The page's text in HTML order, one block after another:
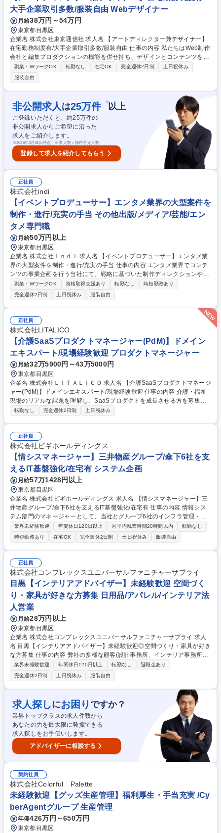
×DX推進】大手企業の課題を、データで解く。〈年間休日125日〉
大手企業取引多数/服装自由 Webデザイナー
月給38万円～54万円
東京都目黒区
企業名 株式会社東京通信社 求人名 【アートディレクター兼デザイナー】
在宅勤務制度有/大手企業取引多数/服装自由 仕事の内容 私たちはWeb制作
会社と編集プロダクションの機能を併せ持ち、デザインとコンテンツをつ
なぐことを得意とする企画・制作会社です。その中でも各プロジェクトに
おけるアートディレクション・クリエイティブディレ クション業務を担っ
ていただきます(ディレクションだけでなく、実際に手を動かすデザイン
業務もお願いします)。 【その他具体的な業務】■コーポレートサイト/ブ
ランドサイト/キャンペーンサイトのデザイン■広告バナーやSNS投稿用ビ
ジュアルのデザイン■その他Webコンテンツに関連するデザイン 【制作実
績】https://tyo-press.com/works/★大手クライアントとの直取引も多数で
す。 【業務内容の変更範囲】変更無 募集職種 【アートディレクター兼デ
ザイナー】在宅勤務制度有/大手企業取引多数/服装自由
副業・WワークOK 転勤なし 在宅OK 完全週休2日制
土日祝休み
服装自由
非公開求人 は25万件 ※以上
ご登録いただくと、約25万件の
非公開求人からご希望に沿った
求人をご紹介します。
※2026年3月31日時点 ※求人数＝採用予定人数
登録して求人を紹介してもらう
正社員
株式会社indi
【イベントプロデューサー】エンタメ業界の大型案件を
制作・進行/充実の手当 その他出版/メディア/芸能/エン
タメ専門職
月給50万円以上
東京都目黒区
企業名 株式会社ｉｎｄｉ 求人名 【イベントプロデューサー】エンタメ業
界の大型案件を制作・進行/充実の手当 仕事の内容 エンタメ業界でコンテ
ンツの事業企画を行う当社にて、戦略に基づいた制作ディレクションやプ
ロジェクトマネジメントをお任せします。自社事業や顧客のコンテンツ活
用における戦略実行の旗振り役を担います。 【具体的に】プロジェクトの
予算管理、メンバーアサイン、制作進行などのPM業務を軸に、自らも現
場で手を動かすディレクションまで幅広く担当します。扱うコンテンツは
アニメ、漫画、SNSなど多岐にわたり、数千万円から数億円規模の予算を
動かすやりがいがあります。制作ディレクションだけでなく、希望や適性
により戦略企画にも挑戦できる環境です。11時から17時のコアタイムを
設けたフレックス制を導入しております。 募集職種 【イベントプロデュ
ーサー】エンタメ業界の大型案件を制作・進行/充実の手当
副業・WワークOK 資格取得支援あり 転勤なし
時短勤務あり
完全週休2日制
土日祝休み 服装自由
正社員
株式会社LITALICO
【介護SaaSプロダクトマネージャー(PdM)】ドメイン
エキスパート/現場経験歓迎 プロダクトマネージャー
月給32万5900円～43万5000円
東京都目黒区
企業名 株式会社ＬＩＴＡＬＩＣＯ 求人名 【介護SaaSプロダクトマネージ
ャー(PdM)】ドメインエキスパート/現場経験歓迎 仕事の内容 介護・福祉
現場のリアルな課題を理解し、SaaSプロダクトを成長させる方を募集。
現場知見を活かしたユーザー理解と仮説検証を通じ、業務フローまで見据
リサーチ、仮説検証 ■ユーザーにプロダクトを効率的にお使いいただくた
めのコンテンツ企画・作成 ■介護保険制度のキャッチアップと社内外への
共有 募集職種 【介護SaaSプロダクトマネージャー(PdM)】ドメインエキ
スパート/現場経験歓迎
転勤なし 完全週休2日制 土日祝休み
正社員
株式会社ビギホールディングス
【情シスマネージャー】三井物産グループ/傘下6社を支
えるIT基盤強化/在宅有 システム企画
月給57万1428円以上
東京都目黒区
企業名 株式会社ビギホールディングス 求人名 【情シスマネージャー】三
井物産グループ/傘下6社を支えるIT基盤強化/在宅有 仕事の内容 情報シス
テム部門のマネージャーとして、当社とグループ6社のインフラ管理・業
務システム管理を中心に、IT企画・DX推進、セキュリティ管理、ヘルプデ
スク、IT統制・資産管理などの業務をお任せします。 ■IT企画・推進(シス
テム導入/刷新企画/業務改善等) ■業務システム管理(基幹システム運用/シ
ステム保守/障害対応/ベンダー管理等) ■インフラ管理(サーバー/ネットワ
ーク/PC・スマホ管理/クラウド環境管理) ■セキュリティ管理(アクセス権
管理/対策/脆弱性/インシデント対応等) ■ヘルプデスクメンバー管理 ■IT統
制・資産管理(IT監査/各種契約等) ■Microsoft365・グループウェア管理 ■
プロジェクトマネジメント、予実管理 募集職種 【情シスマネージャー】
三井物産グループ/傘下6社を支えるIT基盤強化/在宅有
業界未経験歓迎 年間休日120日以上 月平均残業時間20時間以内
転勤なし
時短勤務あり
在宅OK 完全週休2日制 土日祝休み 服装自由
正社員
株式会社コンプレックスユニバーサルファニチャーサプライ
目黒【インテリアアドバイザー】未経験歓迎 空間づく
り・家具が好きな方募集 日用品/アパレル/インテリア法
人営業
月給28万円以上
東京都目黒区
企業名 株式会社コンプレックスユニバーサルファニチャーサプライ 求人
名 目黒【インテリアアドバイザー】未経験歓迎◎空間づくり・家具が好き
な方募集 仕事の内容 弊社の多様な顧客(設計事務所、インテリア事務所、
デザイナー、オーナー様等）に対し家具企画提案を担当頂きます。現場視
察、製作進行、予算管理、納品から見積書や発注書等の作成まで一貫して
担当頂きます。 入社後は先輩に同行し、法人の顧客へ既成商品をご提案す
る営業から担当いただきます。椅子一脚から始まり、徐々に照明やインテ
リア全体等、少しずつ営業の幅を広げ、1から空間を創り上げていくこと
ができるようになります。ゆくゆくは、個人邸のオーナーや有名施設等も
担当し、こだわりの詰まった世界で1つの空間をお客様と創り上げていく
ことができるお仕事です。 募集職種 目黒【インテリアアドバイザー】未
経験歓迎◎空間づくり・家具が好きな方募集
業界未経験歓迎 年間休日120日以上 転勤なし
退職金あり
完全週休2日制
土日祝休み 服装自由
求人探しにお困り ですか？
業界トップクラスの求人件数から
あなたの力を最大限に発揮できる
求人探しをお手伝いします。
アドバイザーに相談する
契約社員
株式会社Colorful Palette
未経験歓迎【グッズ生産管理】福利厚生・手当充実 /Cy
berAgentグループ 生産管理
年俸426万円～650万円
東京都目黒区